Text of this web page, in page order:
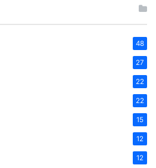
48
27
22
22
15
12
12